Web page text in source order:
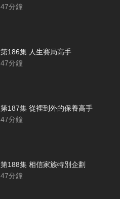
47分鐘
第186集 人生賽局高手
47分鐘
第187集 從裡到外的保養高手
47分鐘
第188集 相信家族特別企劃
47分鐘